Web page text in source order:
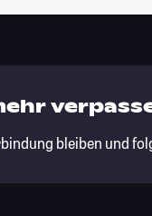
bleiben und